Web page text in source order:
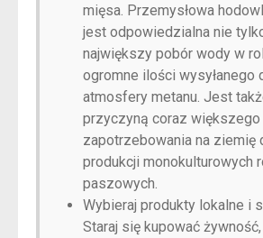
mięsa. Przemysłowa
jest odpowiedzialna nie
największy pobór wody w
ogromne ilości wysyłanego
atmosfery metanu. Jest
przyczyną coraz większego
zapotrzebowania na ziemię
produkcji monokulturowych
paszowych.
Wybieraj produkty lokalne i
Staraj się kupować